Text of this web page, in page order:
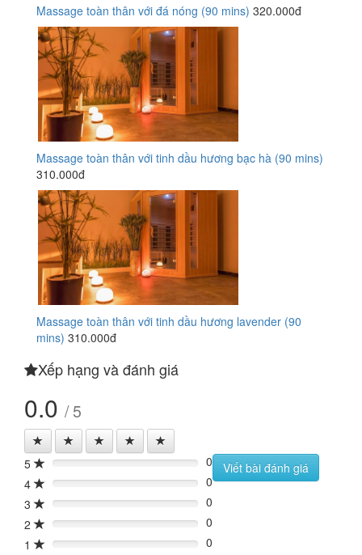
Massage toàn thân với đá nóng (90 mins) 320.000đ
Massage toàn thân với tinh dầu hương bạc hà (90 mins)
310.000đ
Massage toàn thân với tinh dầu hương lavender (90
mins) 310.000đ
Xếp hạng và đánh giá
0.0 / 5
5 0%
0
4
0%
0
3
0%
0
2
0%
0
1
0% 0
Viết bài đánh giá